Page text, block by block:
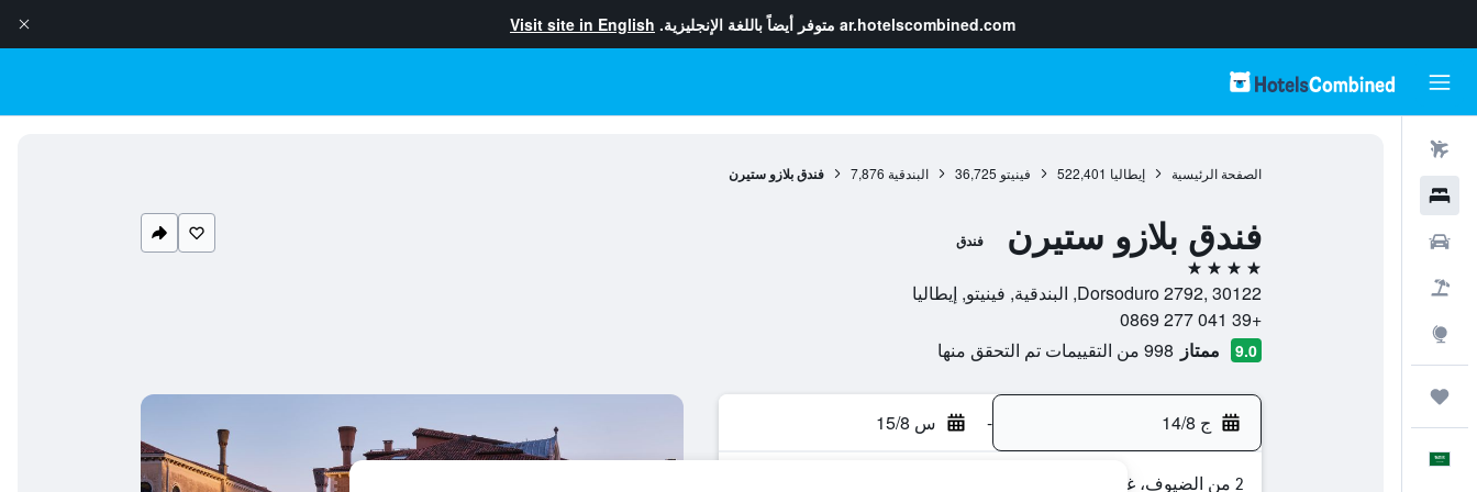
ar.hotelscombined.com متوفر أيضاً باللغة الإنجليزية. Visit site in English
الصفحة الرئيسية إيطاليا 522,401 فينيتو 36,725 البندقية 7,876 فندق بلازو ستيرن
فندق بلازو ستيرن فندق
4 نجوم
Dorsoduro 2792, 30122, البندقية, فينيتو, إيطاليا
+39 041 277 0869
9.0 ممتاز 998 من التقييمات تم التحقق منها
ج 14/8 - س 15/8
2 من الضيوف، غرفة واحدة